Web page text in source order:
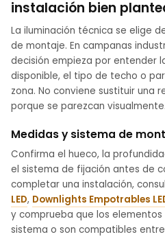
instalación bien
La iluminación técnica se elige
de montaje. En campanas
decisión empieza por entender
disponible, el tipo de techo o
zona. No conviene sustituir una
porque se parezcan visualmente.
Medidas y sistema de
Confirma el hueco, la
el sistema de fijación antes de
completar una instalación,
LED, Downlights Empotrables
y comprueba que los
sistema o son compatibles